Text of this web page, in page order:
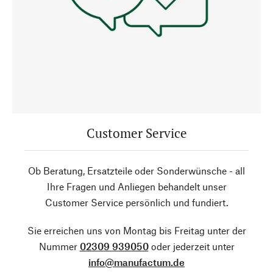
Customer Service
Ob Beratung, Ersatzteile oder Sonderwünsche - all
Ihre Fragen und Anliegen behandelt unser
Customer Service persönlich und fundiert.
Sie erreichen uns von Montag bis Freitag unter der
Nummer 02309 939050oder jederzeit unter
info@manufactum.de